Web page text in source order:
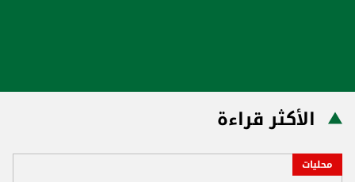
الأكثر قراءة
محليات